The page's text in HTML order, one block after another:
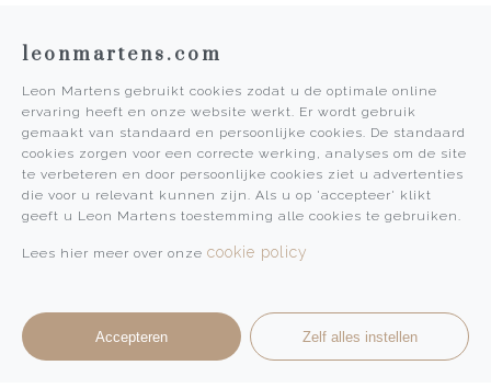
Historie
Algemene voorwaarden
Privacy Policy
Pers
Leon Martens
Leon Martens Juwelier
leonmartens.com
Leon Martens gebruikt cookies zodat u de optimale online
ervaring heeft en onze website werkt. Er wordt gebruik
gemaakt van standaard en persoonlijke cookies. De standaard
cookies zorgen voor een correcte werking, analyses om de site
te verbeteren en door persoonlijke cookies ziet u advertenties
die voor u relevant kunnen zijn. Als u op 'accepteer' klikt
geeft u Leon Martens toestemming alle cookies te gebruiken.
Lees hier meer over onze cookie policy
Accepteren Zelf alles instellen